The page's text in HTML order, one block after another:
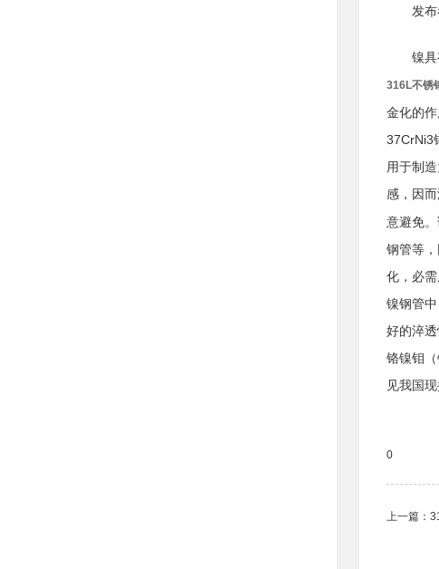
发布
镍
316L不锈
金化的
37CrNi3
用于制
感，因
意避免
钢管等
化，必
镍钢管
好的淬
铬镍钼
见我国
0
上一篇：